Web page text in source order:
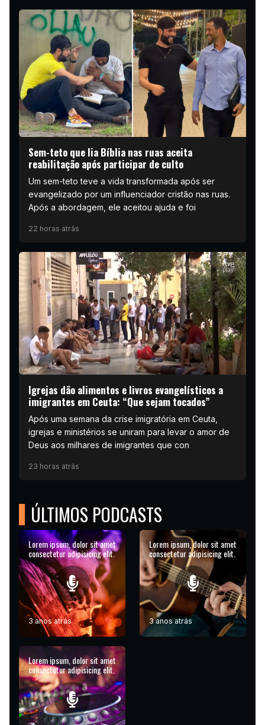
Sem-teto que lia Bíblia nas ruas aceita
reabilitação após participar de culto
Um sem-teto teve a vida transformada após ser
evangelizado por um influenciador cristão nas ruas.
Após a abordagem, ele aceitou ajuda e foi
22 horas atrás
Igrejas dão alimentos e livros evangelísticos a
imigrantes em Ceuta: “Que sejam tocados”
Após uma semana da crise imigratória em Ceuta,
igrejas e ministérios se uniram para levar o amor de
Deus aos milhares de imigrantes que con
23 horas atrás
ÚLTIMOS PODCASTS
Lorem ipsum, dolor sit amet
consectetur adipisicing elit.
3 anos atrás
Lorem ipsum, dolor sit amet
consectetur adipisicing elit.
3 anos atrás
Lorem ipsum, dolor sit amet
consectetur adipisicing elit.